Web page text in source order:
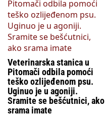
Veterinarska stanica u
Pitomači odbila pomoći
teško ozlijeđenom psu.
Uginuo je u agoniji.
Sramite se bešćutnici, ako
srama imate